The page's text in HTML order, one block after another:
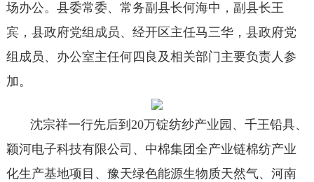
场办公。县委常委、常务副县长何海中，副县长王
宾，县政府党组成员、经开区主任马三华，县政府党
组成员、办公室主任何四良及相关部门主要负责人参
加。
沈宗祥一行先后到20万锭纺纱产业园、千王铅具、
颖河电子科技有限公司、中棉集团全产业链棉纺产业
化生产基地项目、豫天绿色能源生物质天然气、河南